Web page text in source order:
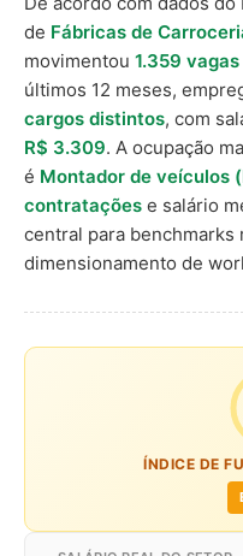
de Fábricas de
movimentou 1.359 vagas
últimos 12 meses,
cargos distintos, com
R$ 3.309. A ocupação
é Montador de veículos
contratações e salário
central para benchmarks
dimensionamento de
ÍNDICE DE